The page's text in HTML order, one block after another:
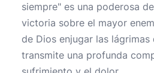
siempre" es una poderosa
victoria sobre el mayor
de Dios enjugar las
transmite una profunda